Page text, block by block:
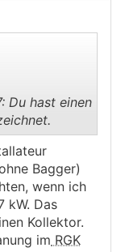
Du hast einen
du
der
Baggerzeiten
Bagger)
wenn ich
kW. Das
Kollektor.
im RGK